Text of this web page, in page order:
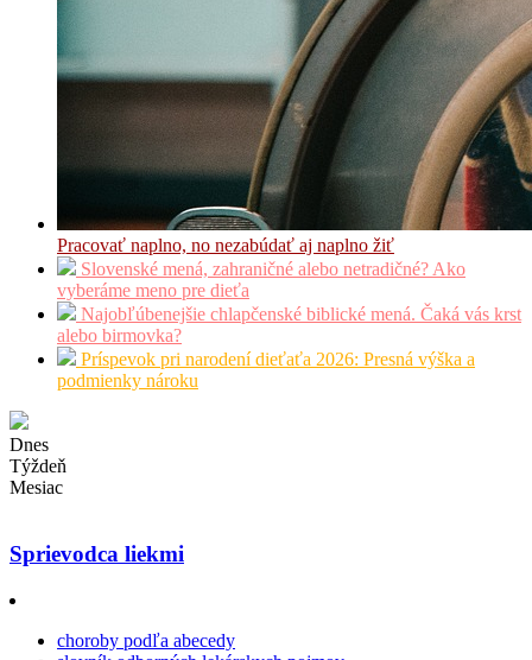
Pracovať naplno, no nezabúdať aj naplno žiť
Slovenské mená, zahraničné alebo netradičné? Ako
vyberáme meno pre dieťa
Najobľúbenejšie chlapčenské biblické mená. Čaká vás krst
alebo birmovka?
Príspevok pri narodení dieťaťa 2026: Presná výška a
podmienky nároku
Dnes
Týždeň
Mesiac
Sprievodca liekmi
choroby podľa abecedy